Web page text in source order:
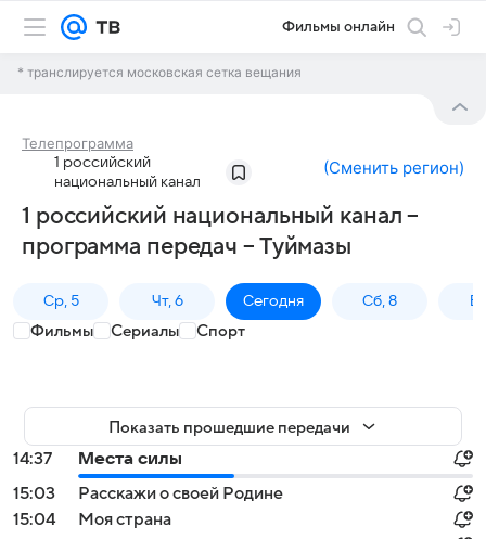
Фильмы онлайн
* транслируется московская сетка вещания
Телепрограмма
1 российский
национальный канал
(Сменить регион)
1 российский национальный канал –
программа передач – Туймазы
Ср, 5 Чт, 6 Сегодня Сб, 8
Фильмы Сериалы Спорт
Показать прошедшие передачи
14:37
Места силы
15:03
Расскажи о своей Родине
15:04
Моя страна